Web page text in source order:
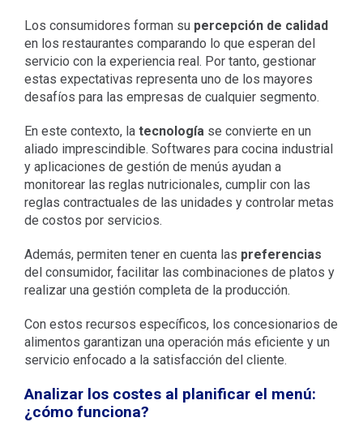
Los consumidores forman su percepción de calidad
en los restaurantes comparando lo que esperan del
servicio con la experiencia real. Por tanto, gestionar
estas expectativas representa uno de los mayores
desafíos para las empresas de cualquier segmento.
En este contexto, la tecnología se convierte en un
aliado imprescindible. Softwares para cocina industrial
y aplicaciones de gestión de menús ayudan a
monitorear las reglas nutricionales, cumplir con las
reglas contractuales de las unidades y controlar metas
de costos por servicios.
Además, permiten tener en cuenta las preferencias
del consumidor, facilitar las combinaciones de platos y
realizar una gestión completa de la producción.
Con estos recursos específicos, los concesionarios de
alimentos garantizan una operación más eficiente y un
servicio enfocado a la satisfacción del cliente.
Analizar los costes al planificar el menú:
¿cómo funciona?